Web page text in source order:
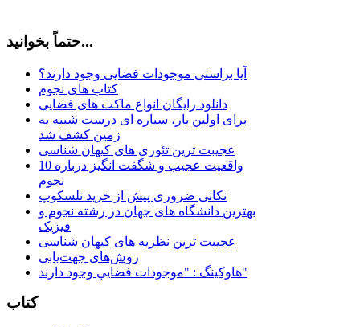
حتماً بخوانید...
آیا براستی موجودات فضایی وجود دارند؟
کتاب های نجوم
دانلود رایگان انواع ماکت های فضایی
برای اولین بار، سیاره ای درست شبیه به
زمین کشف شد
عجیبت ترین تئوری های کیهان شناسی
10 واقعیت عجیب و شگفت انگیز درباره
نجوم
نکاتی ضروری پیش از خرید تلسکوپ
بهترین دانشگاه های جهان در رشته نجوم و
فیزیک
عجیبت ترین نظریه های کیهان شناسی
روش‌های جهت‌یابی
هاوكينگ : "موجودات فضايي وجود دارند"
کتاب